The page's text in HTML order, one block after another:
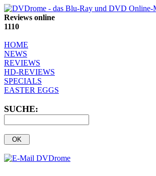
Reviews online
1110
HOME
NEWS
REVIEWS
HD-REVIEWS
SPECIALS
EASTER EGGS
SUCHE: